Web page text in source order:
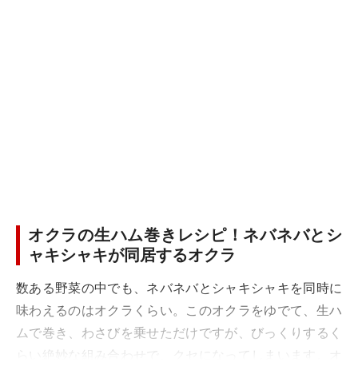
オクラの生ハム巻きレシピ！ネバネバとシ
ャキシャキが同居するオクラ
数ある野菜の中でも、ネバネバとシャキシャキを同時に
味わえるのはオクラくらい。このオクラをゆでて、生ハ
ムで巻き、わさびを乗せただけですが、びっくりするく
らい絶妙な組み合わせで、クセになってしまいます。オ